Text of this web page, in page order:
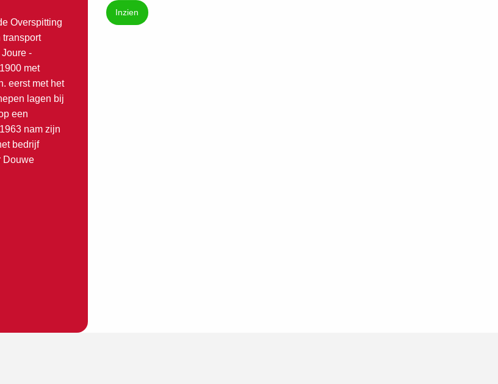
Overspitting
transport
-
met
eerst met het
lagen bij
een
nam zijn
bedrijf
Douwe
Inzien